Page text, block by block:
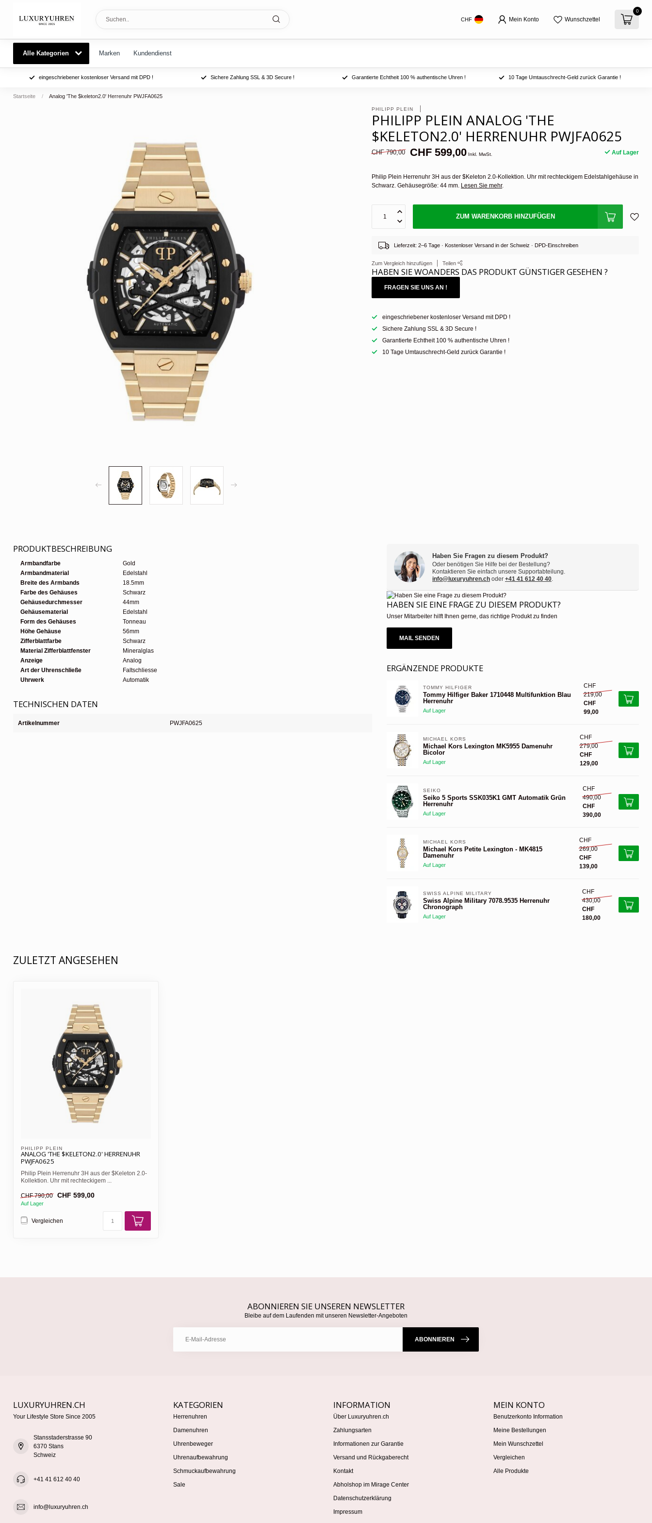
CHF Mein Konto Wunschzettel
0
Alle Kategorien Marken Kundendienst
eingeschriebener kostenloser Versand mit DPD ! Sichere Zahlung SSL & 3D Secure ! Garantierte Echtheit 100 % authentische Uhren ! 10 Tage Umtauschrecht-Geld zurück Garantie !
Startseite / Analog 'The $keleton2.0' Herrenuhr PWJFA0625
PHILIPP PLEIN
PHILIPP PLEIN ANALOG 'THE
$KELETON2.0' HERRENUHR PWJFA0625
CHF 790,00 CHF 599,00 Inkl. MwSt. Auf Lager
Philip Plein Herrenuhr 3H aus der $Keleton 2.0-Kollektion. Uhr mit rechteckigem Edelstahlgehäuse in
Schwarz. Gehäusegröße: 44 mm. Lesen Sie mehr.
ZUM WARENKORB HINZUFÜGEN
Lieferzeit: 2–6 Tage · Kostenloser Versand in der Schweiz · DPD-Einschreiben
Zum Vergleich hinzufügen Teilen
HABEN SIE WOANDERS DAS PRODUKT GÜNSTIGER GESEHEN ?
FRAGEN SIE UNS AN !
eingeschriebener kostenloser Versand mit DPD !
Sichere Zahlung SSL & 3D Secure !
Garantierte Echtheit 100 % authentische Uhren !
10 Tage Umtauschrecht-Geld zurück Garantie !
PRODUKTBESCHREIBUNG
Armbandfarbe
Gold
Armbandmaterial
Edelstahl
Breite des Armbands
18.5mm
Farbe des Gehäuses
Schwarz
Gehäusedurchmesser
44mm
Gehäusematerial
Edelstahl
Form des Gehäuses
Tonneau
Höhe Gehäuse
56mm
Zifferblattfarbe
Schwarz
Material Zifferblattfenster
Mineralglas
Anzeige
Analog
Art der Uhrenschließe
Faltschliesse
Uhrwerk
Automatik
TECHNISCHEN DATEN
Artikelnummer PWJFA0625
Haben Sie Fragen zu diesem Produkt?
Oder benötigen Sie Hilfe bei der Bestellung?
Kontaktieren Sie einfach unsere Supportabteilung.
info@luxuryuhren.ch oder +41 41 612 40 40.
HABEN SIE EINE FRAGE ZU DIESEM PRODUKT?
Unser Mitarbeiter hilft Ihnen gerne, das richtige Produkt zu finden
MAIL SENDEN
ERGÄNZENDE PRODUKTE
TOMMY HILFIGER
Tommy Hilfiger Baker 1710448 Multifunktion Blau
Herrenuhr
Auf Lager
CHF
219,00
CHF
99,00
MICHAEL KORS
Michael Kors Lexington MK5955 Damenuhr
Bicolor
Auf Lager
CHF
279,00
CHF
129,00
SEIKO
Seiko 5 Sports SSK035K1 GMT Automatik Grün
Herrenuhr
Auf Lager
CHF
490,00
CHF
390,00
MICHAEL KORS
Michael Kors Petite Lexington - MK4815
Damenuhr
Auf Lager
CHF
269,00
CHF
139,00
SWISS ALPINE MILITARY
Swiss Alpine Military 7078.9535 Herrenuhr
Chronograph
Auf Lager
CHF
430,00
CHF
180,00
ZULETZT ANGESEHEN
PHILIPP PLEIN
ANALOG 'THE $KELETON2.0' HERRENUHR
PWJFA0625
Philip Plein Herrenuhr 3H aus der $Keleton 2.0-
Kollektion. Uhr mit rechteckigem ...
CHF 790,00 CHF 599,00
Auf Lager
Vergleichen
ABONNIEREN SIE UNSEREN NEWSLETTER
Bleibe auf dem Laufenden mit unseren Newsletter-Angeboten
ABONNIEREN
LUXURYUHREN.CH
Your Lifestyle Store Since 2005
Stansstaderstrasse 90
6370 Stans
Schweiz
+41 41 612 40 40
info@luxuryuhren.ch
KATEGORIEN
Herrenuhren
Damenuhren
Uhrenbeweger
Uhrenaufbewahrung
Schmuckaufbewahrung
Sale
INFORMATION
Über Luxuryuhren.ch
Zahlungsarten
Informationen zur Garantie
Versand und Rückgaberecht
Kontakt
Abholshop im Mirage Center
Datenschutzerklärung
Impressum
MEIN KONTO
Benutzerkonto Information
Meine Bestellungen
Mein Wunschzettel
Vergleichen
Alle Produkte